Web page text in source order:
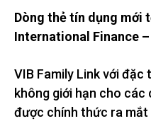
Dòng thẻ tín dụng mới
International Finance
VIB Family Link với đặc
không giới hạn cho
được chính thức ra